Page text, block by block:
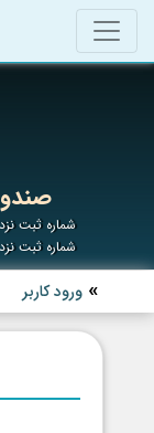
شماره ثبت
شماره ثبت
ورود کاربر